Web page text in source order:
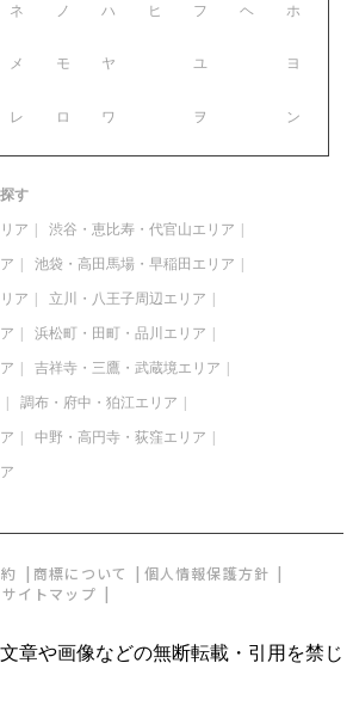
ネ ノ
メ モ
レ ロ
ハ ヒ フ ヘ ホ
ヤ ユ ヨ
ワ ヲ ン
す
ア 渋谷・恵比寿・代官山エリア
池袋・高田馬場・早稲田エリア
ア 立川・八王子周辺エリア
浜松町・田町・品川エリア
吉祥寺・三鷹・武蔵境エリア
調布・府中・狛江エリア
中野・高円寺・荻窪エリア
商標について
個人情報保護方針
サイトマップ
章や画像などの無断転載・引用を禁じ